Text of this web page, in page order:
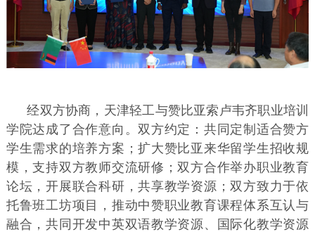
经双方协商，天津轻工与赞比亚索卢韦齐职业培训
学院达成了合作意向。双方约定：共同定制适合赞方
学生需求的培养方案；扩大赞比亚来华留学生招收规
模，支持双方教师交流研修；双方合作举办职业教育
论坛，开展联合科研，共享教学资源；双方致力于依
托鲁班工坊项目，推动中赞职业教育课程体系互认与
融合，共同开发中英双语教学资源、国际化教学资源